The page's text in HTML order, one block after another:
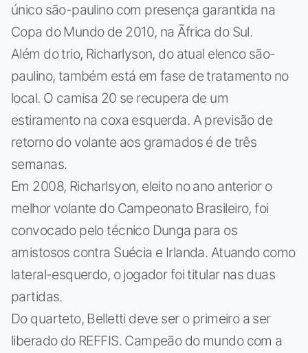
único são-paulino com presença garantida na
Copa do Mundo de 2010, na Ãfrica do Sul.
Além do trio, Richarlyson, do atual elenco são-
paulino, também está em fase de tratamento no
local. O camisa 20 se recupera de um
estiramento na coxa esquerda. A previsão de
retorno do volante aos gramados é de três
semanas.
Em 2008, Richarlsyon, eleito no ano anterior o
melhor volante do Campeonato Brasileiro, foi
convocado pelo técnico Dunga para os
amistosos contra Suécia e Irlanda. Atuando como
lateral-esquerdo, o jogador foi titular nas duas
partidas.
Do quarteto, Belletti deve ser o primeiro a ser
liberado do REFFIS. Campeão do mundo com a